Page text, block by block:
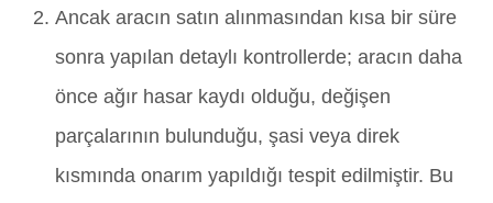
Ancak aracın satın alınmasından kısa bir süre
sonra yapılan detaylı kontrollerde; aracın daha
önce ağır hasar kaydı olduğu, değişen
parçalarının bulunduğu, şasi veya direk
kısmında onarım yapıldığı tespit edilmiştir. Bu